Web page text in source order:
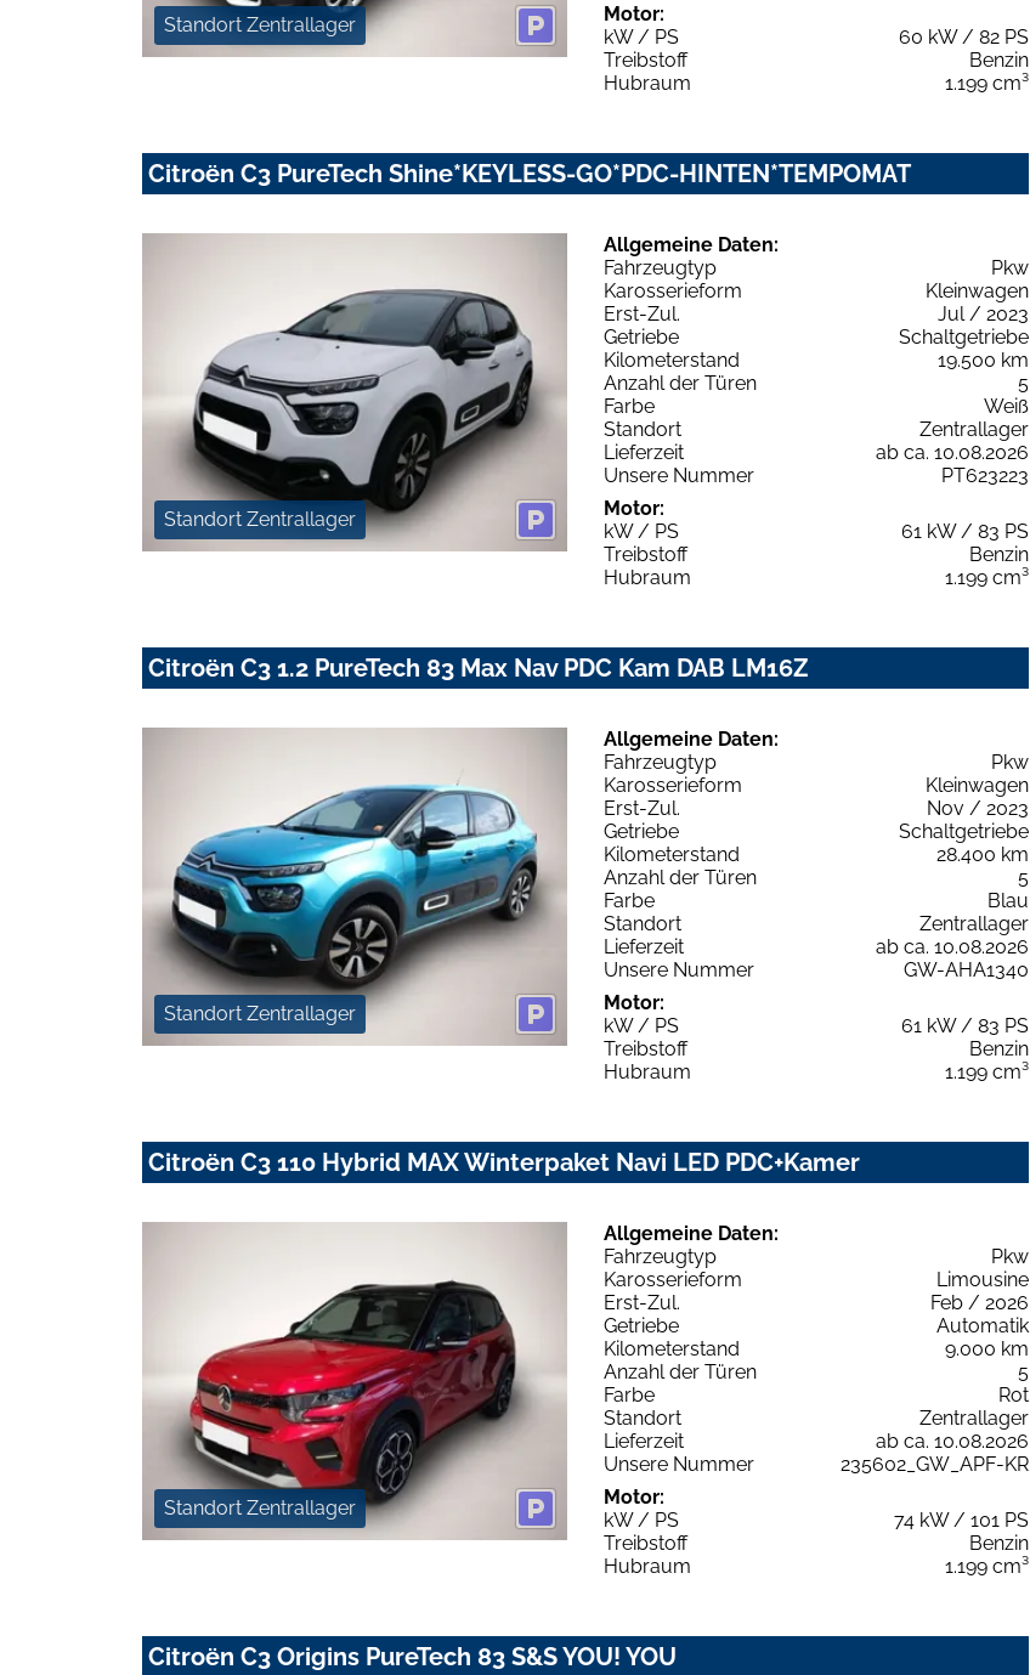
Standort Zentrallager
Motor:
kW / PS
60 kW / 82 PS
Treibstoff
Benzin
Hubraum
1.199 cm³
Citroën C3 PureTech Shine*KEYLESS-GO*PDC-HINTEN*TEMPOMAT
Standort Zentrallager
Allgemeine Daten:
Fahrzeugtyp
Pkw
Karosserieform
Kleinwagen
Erst-Zul.
Jul / 2023
Getriebe
Schaltgetriebe
Kilometerstand
19.500 km
Anzahl der Türen
5
Farbe
Weiß
Standort
Zentrallager
Lieferzeit
ab ca. 10.08.2026
Unsere Nummer
PT623223
Motor:
kW / PS
61 kW / 83 PS
Treibstoff
Benzin
Hubraum
1.199 cm³
Citroën C3 1.2 PureTech 83 Max Nav PDC Kam DAB LM16Z
Standort Zentrallager
Allgemeine Daten:
Fahrzeugtyp
Pkw
Karosserieform
Kleinwagen
Erst-Zul.
Nov / 2023
Getriebe
Schaltgetriebe
Kilometerstand
28.400 km
Anzahl der Türen
5
Farbe
Blau
Standort
Zentrallager
Lieferzeit
ab ca. 10.08.2026
Unsere Nummer
GW-AHA1340
Motor:
kW / PS
61 kW / 83 PS
Treibstoff
Benzin
Hubraum
1.199 cm³
Citroën C3 110 Hybrid MAX Winterpaket Navi LED PDC+Kamer
Standort Zentrallager
Allgemeine Daten:
Fahrzeugtyp
Pkw
Karosserieform
Limousine
Erst-Zul.
Feb / 2026
Getriebe
Automatik
Kilometerstand
9.000 km
Anzahl der Türen
5
Farbe
Rot
Standort
Zentrallager
Lieferzeit
ab ca. 10.08.2026
Unsere Nummer
235602_GW_APF-KR
Motor:
kW / PS
74 kW / 101 PS
Treibstoff
Benzin
Hubraum
1.199 cm³
Citroën C3 Origins PureTech 83 S&S YOU! YOU